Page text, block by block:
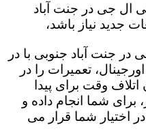
ال جی در جنت آباد
جدید نیاز باشد،
در جنت آباد جنوبی با در
تعمیرات را در
وقت برای پیدا
برای شما انجام داده و
اختیار شما قرار می